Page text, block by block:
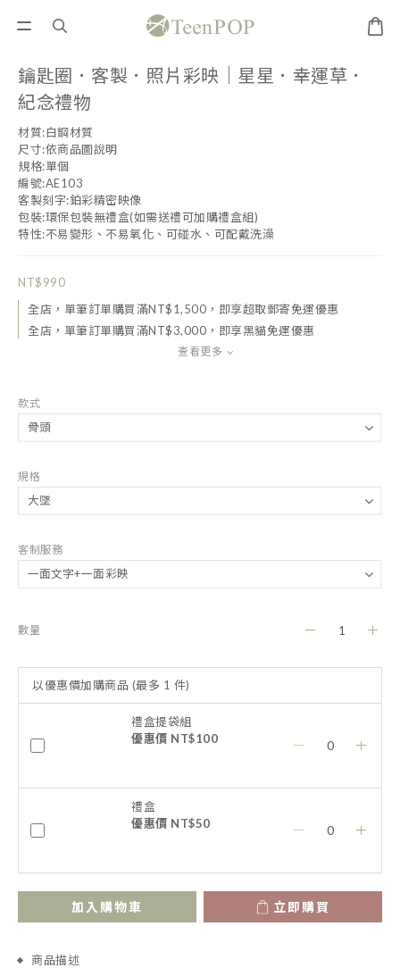
鑰匙圈．客製．照片彩映｜星星．幸運草．
紀念禮物
材質:白鋼材質
尺寸:依商品圖說明
規格:單個
編號:AE103
客製刻字:鉑彩精密映像
包裝:環保包裝無禮盒(如需送禮可加購禮盒組)
特性:不易變形、不易氧化、可碰水、可配戴洗澡
NT$990
全店，單筆訂單購買滿NT$1,500，即享超取郵寄免運優惠
全店，單筆訂單購買滿NT$3,000，即享黑貓免運優惠
查看更多
款式
規格
客制服務
數量
以優惠價加購商品 (最多 1 件)
禮盒提袋組
優惠價 NT$100
禮盒
優惠價 NT$50
加入購物車 立即購買
商品描述